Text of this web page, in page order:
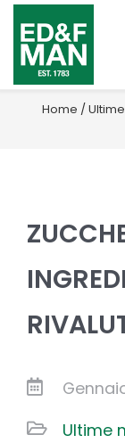
Salta
contenuto
Chi siamo
Qualità e
Progetti
News
Home /
Ultime